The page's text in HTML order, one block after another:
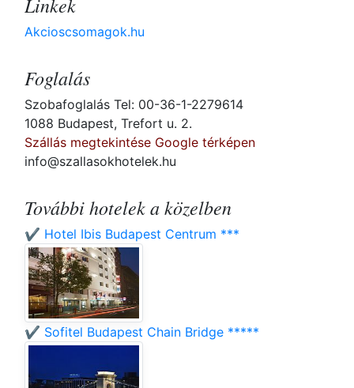
Akcioscsomagok.hu
Foglalás
Szobafoglalás Tel: 00-36-1-2279614
1088 Budapest, Trefort u. 2.
Szállás megtekintése Google térképen
info@szallasokhotelek.hu
További hotelek a közelben
✔️ Hotel Ibis Budapest Centrum ***
✔️ Sofitel Budapest Chain Bridge *****